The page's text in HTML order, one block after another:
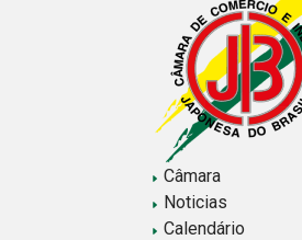
Câmara
Noticias
Calendário